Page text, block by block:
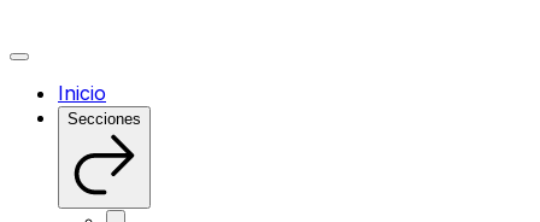
Inicio
Secciones